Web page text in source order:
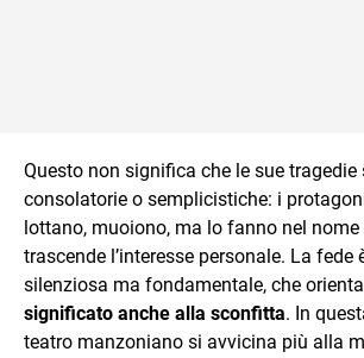
Questo non significa che le sue tragedie
consolatorie o semplicistiche: i
lottano, muoiono, ma lo fanno nel nome
trascende l’interesse personale. La fede
silenziosa ma fondamentale, che orienta
significato anche alla sconfitta. In
teatro manzoniano si avvicina più alla